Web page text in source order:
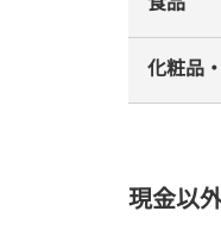
化粧品
現金以